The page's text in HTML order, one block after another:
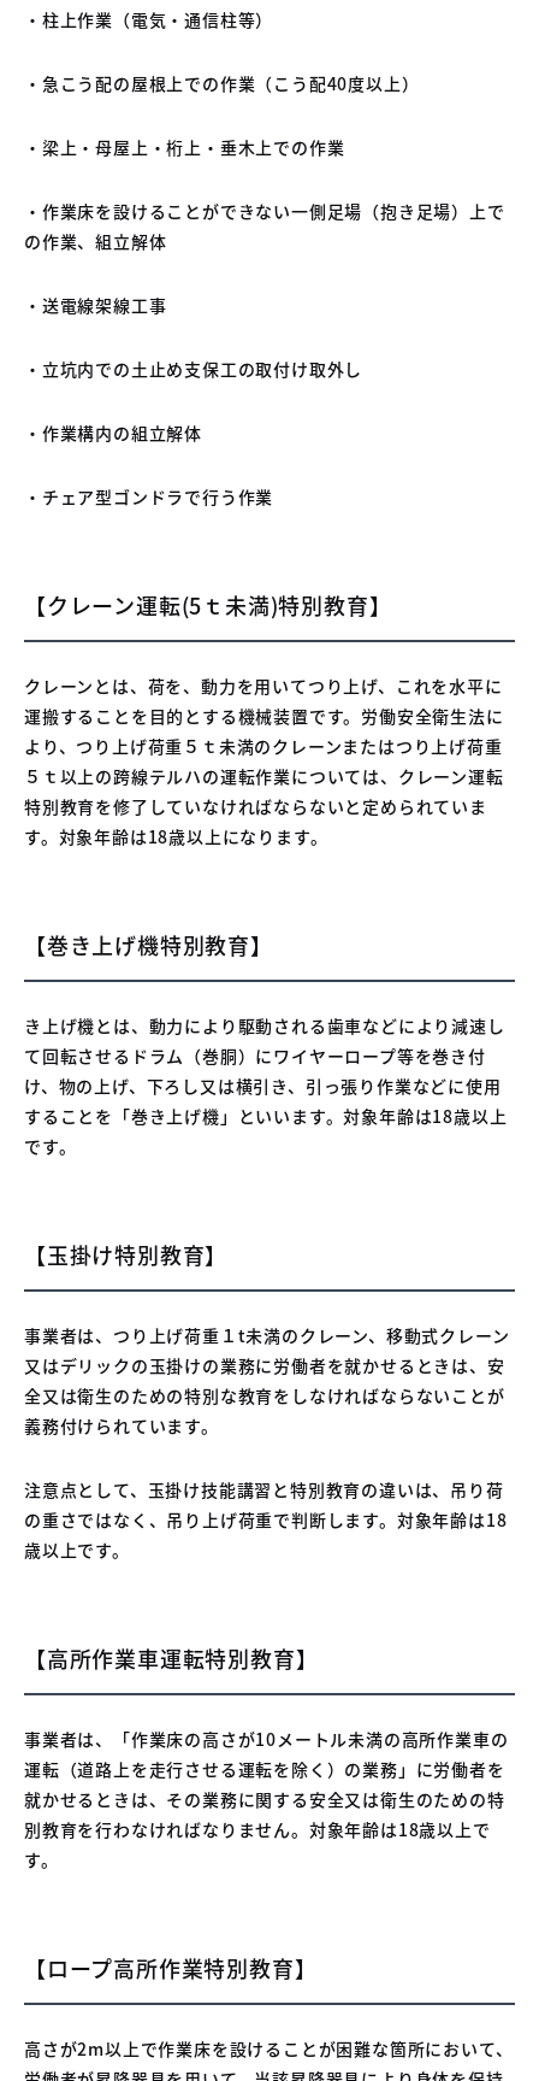
・柱上作業（電気・通信柱等）
・急こう配の屋根上での作業（こう配40度以上）
・梁上・母屋上・桁上・垂木上での作業
・作業床を設けることができない一側足場（抱き足場）上で
の作業、組立解体
・送電線架線工事
・立坑内での土止め支保工の取付け取外し
・作業構内の組立解体
・チェア型ゴンドラで行う作業
【クレーン運転(5ｔ未満)特別教育】
クレーンとは、荷を、動力を用いてつり上げ、これを水平に
運搬することを目的とする機械装置です。労働安全衛生法に
より、つり上げ荷重５ｔ未満のクレーンまたはつり上げ荷重
５ｔ以上の跨線テルハの運転作業については、クレーン運転
特別教育を修了していなければならないと定められていま
す。対象年齢は18歳以上になります。
【巻き上げ機特別教育】
き上げ機とは、動力により駆動される歯車などにより減速し
て回転させるドラム（巻胴）にワイヤーロープ等を巻き付
け、物の上げ、下ろし又は横引き、引っ張り作業などに使用
することを「巻き上げ機」といいます。対象年齢は18歳以上
です。
【玉掛け特別教育】
事業者は、つり上げ荷重１t未満のクレーン、移動式クレーン
又はデリックの玉掛けの業務に労働者を就かせるときは、安
全又は衛生のための特別な教育をしなければならないことが
義務付けられています。
注意点として、玉掛け技能講習と特別教育の違いは、吊り荷
の重さではなく、吊り上げ荷重で判断します。対象年齢は18
歳以上です。
【高所作業車運転特別教育】
事業者は、「作業床の高さが10メートル未満の高所作業車の
運転（道路上を走行させる運転を除く）の業務」に労働者を
就かせるときは、その業務に関する安全又は衛生のための特
別教育を行わなければなりません。対象年齢は18歳以上で
す。
【ロープ高所作業特別教育】
高さが2m以上で作業床を設けることが困難な箇所において、